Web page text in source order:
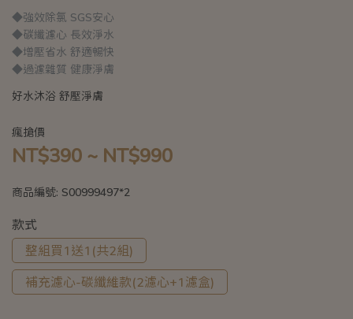
◆強效除氯 SGS安心
◆碳纖濾心 長效淨水
◆增壓省水 舒適暢快
◆過濾雜質 健康淨膚
好水沐浴 舒壓淨膚
瘋搶價
NT$390 ~ NT$990
商品編號: S00999497*2
款式
整組買1送1(共2組)
補充濾心-碳纖維款(2濾心+1濾盒)